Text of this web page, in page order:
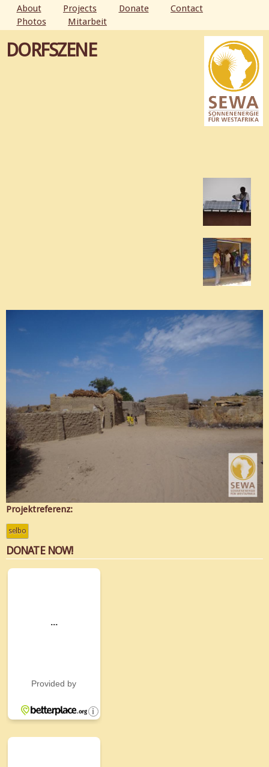
Skip to
main
content
MAIN MENU
About Projects Donate
Contact
Photos
Mitarbeit
DORFSZENE
Projektreferenz:
selbo
DONATE NOW!